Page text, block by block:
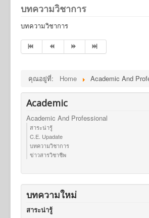
บทความวิชาการ
บทความวิชาการ
คุณอยู่ที่: Home Academic And
Academic
Academic And Professional
สาระน่ารู้
C.E. Upadate
บทความวิชาการ
ข่าวสารวิชาชีพ
บทความใหม่
สาระน่ารู้